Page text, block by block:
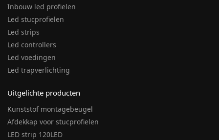
Inbouw led profielen
Led stucprofielen
Led strips
Led controllers
Led voedingen
Led trapverlichting
Uitgelichte producten
Kunststof montagebeugel
Afdekkap voor stucprofielen
LED strip 120LED